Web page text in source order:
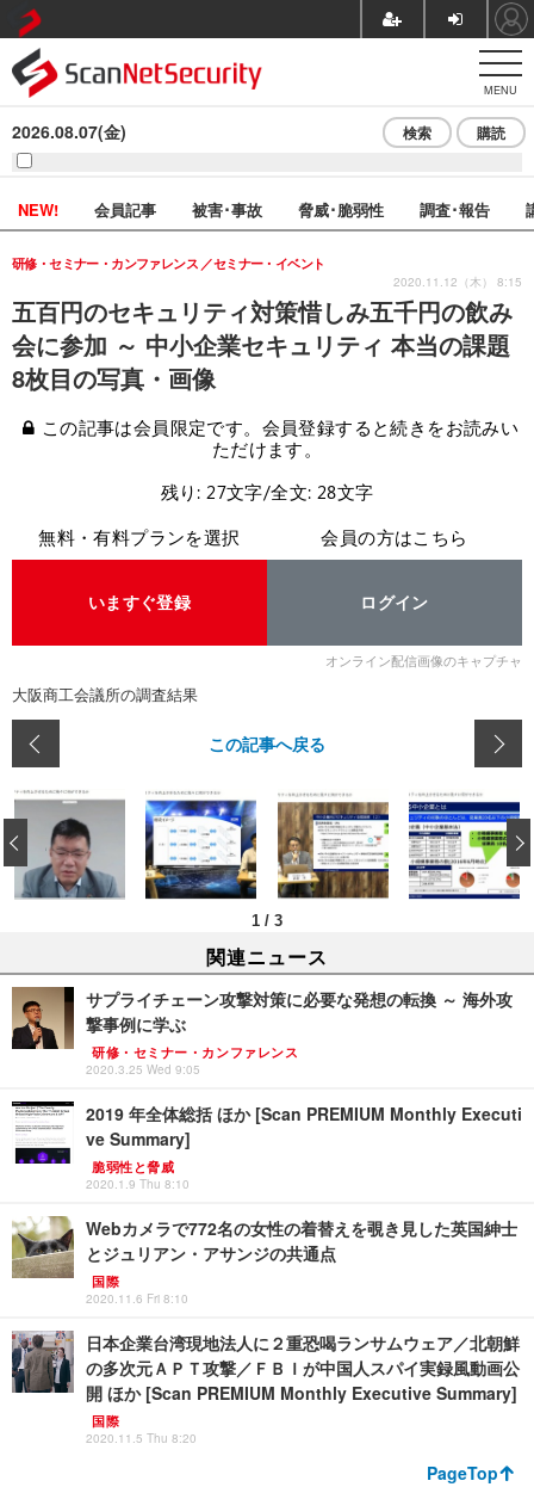
MENU
2026.08.07(金) 検索 購読
NEW! 会員記事 被害･事故 脅威･脆弱性 調査･報告
五百円のセキュリティ対策惜しみ五千円の飲み
会に参加 ～ 中小企業セキュリティ 本当の課題
8枚目の写真・画像
研修・セミナー・カンファレンス セミナー・イベント
2020.11.12（木） 8:15
この記事は会員限定です。会員登録すると続きをお読みい
ただけます。
残り: 27文字/全文: 28文字
無料・有料プランを選択
いますぐ登録
会員の方はこちら
ログイン
オンライン配信画像のキャプチャ
大阪商工会議所の調査結果
この記事へ戻る
1 / 3
‹
関連ニュース
サプライチェーン攻撃対策に必要な発想の転換 ～ 海外攻
撃事例に学ぶ
研修・セミナー・カンファレンス
2020.3.25 Wed 9:05
2019 年全体総括 ほか [Scan PREMIUM Monthly Executi
ve Summary]
脆弱性と脅威
2020.1.9 Thu 8:10
Webカメラで772名の女性の着替えを覗き見した英国紳士
とジュリアン・アサンジの共通点
国際
2020.11.6 Fri 8:10
日本企業台湾現地法人に２重恐喝ランサムウェア／北朝鮮
の多次元ＡＰＴ攻撃／ＦＢＩが中国人スパイ実録風動画公
開 ほか [Scan PREMIUM Monthly Executive Summary]
国際
2020.11.5 Thu 8:20
PageTop